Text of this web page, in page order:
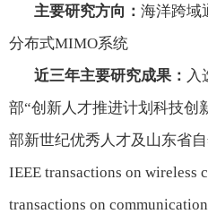
主要研究方向： 海洋跨域
分布式MIMO系统
近三年主要研究成果： 入
部“创新人才推进计划科技创
部新世纪优秀人才及山东省
IEEE transactions on wireless
transactions on